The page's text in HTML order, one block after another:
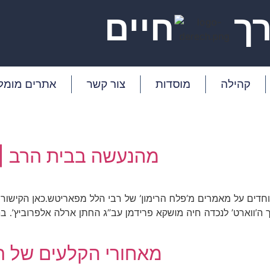
חיים
אתרים צור קשר מוסדות קהילה
מהנעשה בבית
על מאמרים מ’פלח הרימון’ של רבי הלל מפאריטש.כאן
לנכדה חיה מושקא פרידמן עב”ג החתן ארלה
מאחורי הקלעים של